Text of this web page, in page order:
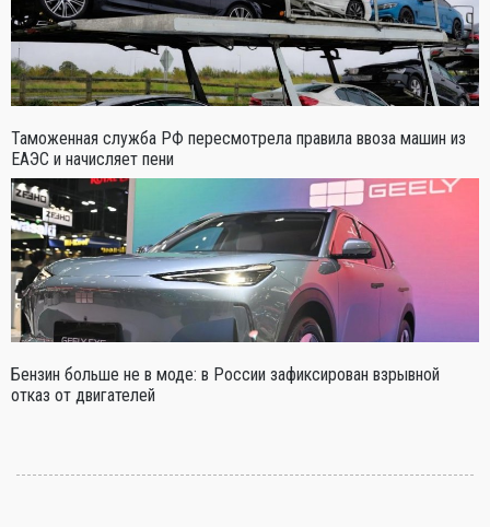
Таможенная служба РФ пересмотрела правила ввоза машин из
ЕАЭС и начисляет пени
Бензин больше не в моде: в России зафиксирован взрывной
отказ от двигателей